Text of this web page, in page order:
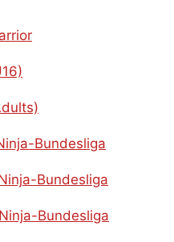
Bundesliga
Bundesliga
Bundesliga